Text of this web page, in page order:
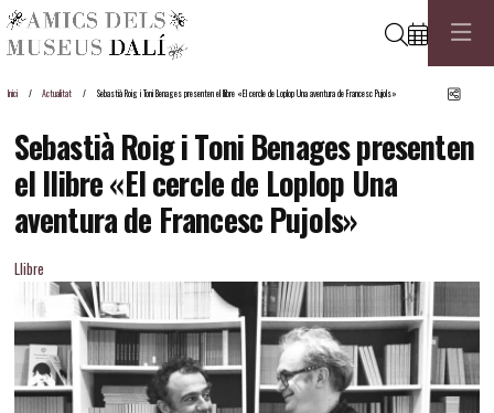
Cerca
Inici Actualitat Sebastià Roig i Toni Benages presenten el llibre «El cercle de Loplop Una aventura de Francesc Pujols»
Sebastià Roig i Toni Benages presenten
el llibre «El cercle de Loplop Una
aventura de Francesc Pujols»
Llibre